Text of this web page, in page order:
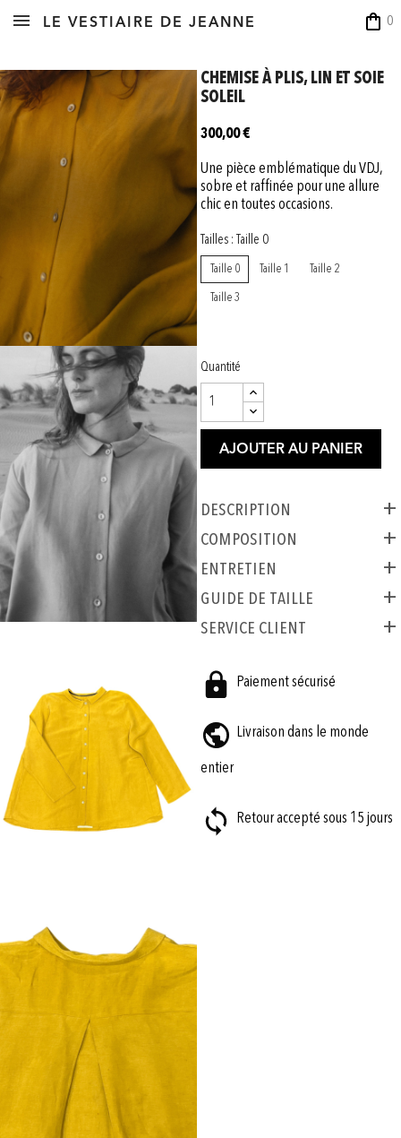
shopping_bag 0
LE VESTIAIRE DE JEANNE
CHEMISE À PLIS, LIN ET SOIE
SOLEIL
300,00 €
Une pièce emblématique du VDJ,
sobre et raffinée pour une allure
chic en toutes occasions.
Tailles : Taille 0
Taille 0 Taille 1 Taille 2
Taille 3
Quantité
AJOUTER AU PANIER
Description
COMPOSITION
ENTRETIEN
GUIDE DE TAILLE
SERVICE CLIENT
Paiement sécurisé
Livraison dans le monde
entier
Retour accepté sous 15 jours